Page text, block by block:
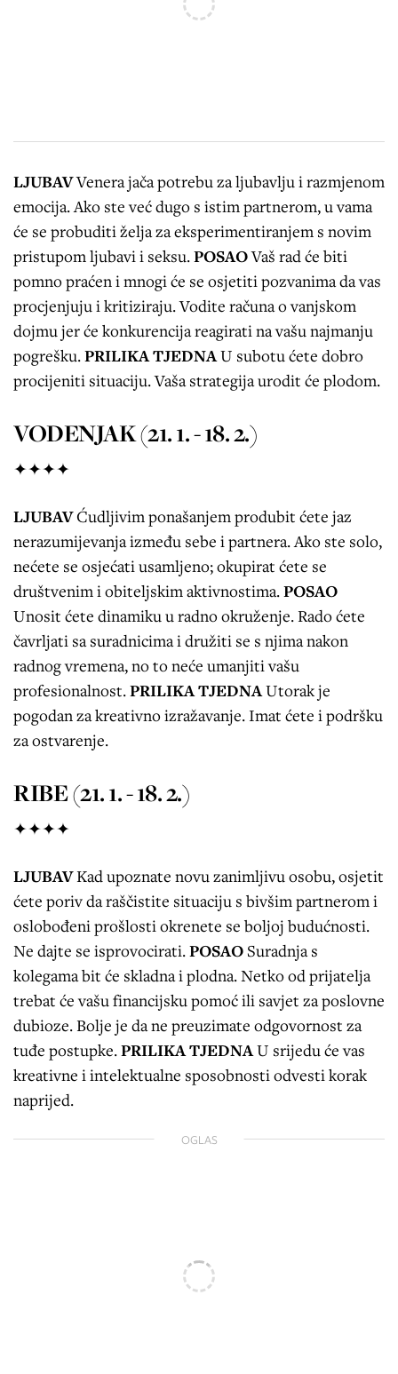
LJUBAVVenera jača potrebu za ljubavlju i razmjenom
emocija. Ako ste već dugo s istim partnerom, u vama
će se probuditi želja za eksperimentiranjem s novim
pristupom ljubavi i seksu.POSAOVaš rad će biti
pomno praćen i mnogi će se osjetiti pozvanima da vas
procjenjuju i kritiziraju. Vodite računa o vanjskom
dojmu jer će konkurencija reagirati na vašu najmanju
pogrešku.PRILIKA TJEDNAU subotu ćete dobro
procijeniti situaciju. Vaša strategija urodit će plodom.
VODENJAK (21. 1. - 18. 2.)
✦✦✦✦
LJUBAVĆudljivim ponašanjem produbit ćete jaz
nerazumijevanja između sebe i partnera. Ako ste solo,
nećete se osjećati usamljeno; okupirat ćete se
društvenim i obiteljskim aktivnostima.POSAO
Unosit ćete dinamiku u radno okruženje. Rado ćete
čavrljati sa suradnicima i družiti se s njima nakon
radnog vremena, no to neće umanjiti vašu
profesionalnost.PRILIKA TJEDNAUtorak je
pogodan za kreativno izražavanje. Imat ćete i podršku
za ostvarenje.
RIBE (21. 1. - 18. 2.)
✦✦✦✦
LJUBAVKad upoznate novu zanimljivu osobu, osjetit
ćete poriv da raščistite situaciju s bivšim partnerom i
oslobođeni prošlosti okrenete se boljoj budućnosti.
Ne dajte se isprovocirati.POSAO Suradnja s
kolegama bit će skladna i plodna. Netko od prijatelja
trebat će vašu financijsku pomoć ili savjet za poslovne
dubioze. Bolje je da ne preuzimate odgovornost za
tuđe postupke.PRILIKA TJEDNAU srijedu će vas
kreativne i intelektualne sposobnosti odvesti korak
naprijed.
OGLAS